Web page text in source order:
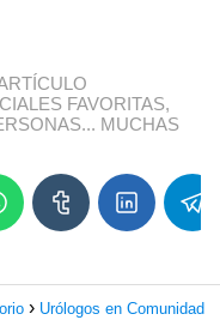
FAVORITAS,
MUCHAS
Urólogos en Comunidad